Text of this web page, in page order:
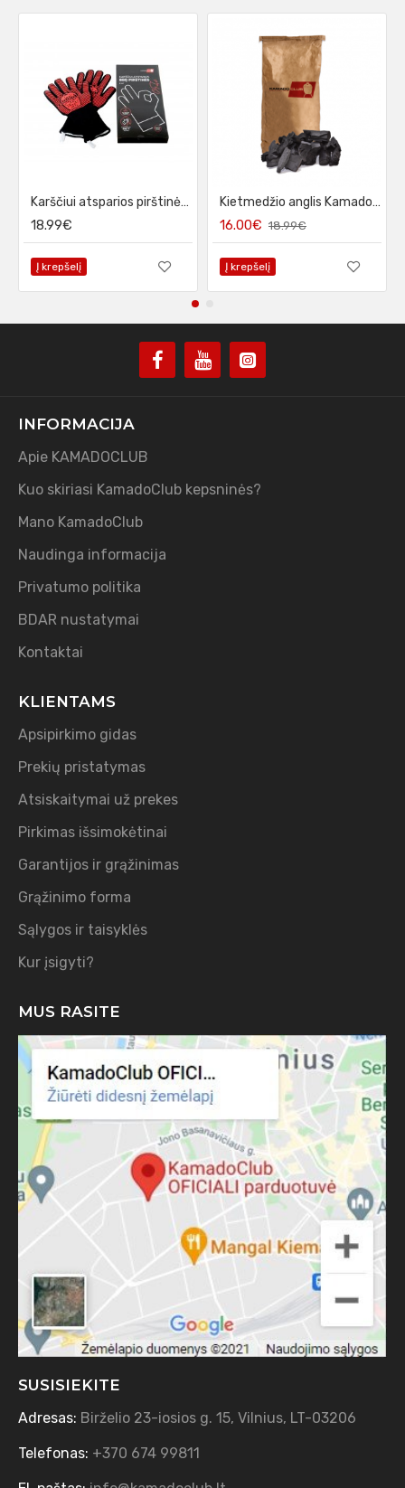
Karščiui atsparios pirštinės KamadoClub, 2 vnt
18.99€
Į krepšelį
Kietmedžio anglis KamadoClub, 10 kg (ąžuolas)
16.00€ 18.99€
Į krepšelį
INFORMACIJA
Apie KAMADOCLUB
Kuo skiriasi KamadoClub kepsninės?
Mano KamadoClub
Naudinga informacija
Privatumo politika
BDAR nustatymai
Kontaktai
KLIENTAMS
Apsipirkimo gidas
Prekių pristatymas
Atsiskaitymai už prekes
Pirkimas išsimokėtinai
Garantijos ir grąžinimas
Grąžinimo forma
Sąlygos ir taisyklės
Kur įsigyti?
MUS RASITE
SUSISIEKITE
Adresas: Birželio 23-iosios g. 15, Vilnius, LT-03206
Telefonas: +370 674 99811